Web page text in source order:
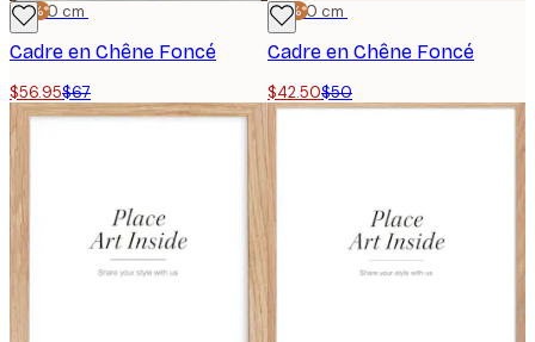
-15%*
50x70 cm
Cadre en Chêne Foncé
$56.95$67
-15%*
50x50 cm
Cadre en Chêne Foncé
$42.50$50